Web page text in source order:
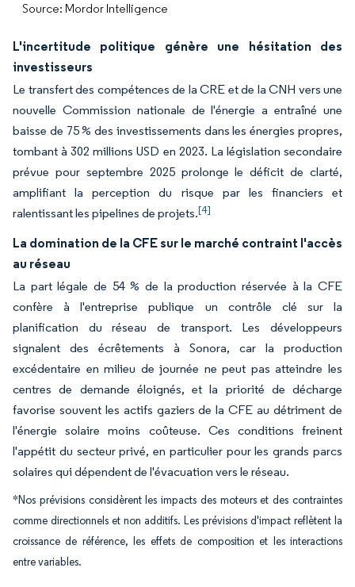
Source: Mordor Intelligence
L'incertitude politique génère une hésitation des
investisseurs
Le transfert des compétences de la CRE et de la CNH vers une
nouvelle Commission nationale de l'énergie a entraîné une
baisse de 75 % des investissements dans les énergies propres,
tombant à 302 millions USD en 2023. La législation secondaire
prévue pour septembre 2025 prolonge le déficit de clarté,
amplifiant la perception du risque par les financiers et
ralentissant les pipelines de projets.[4]
La domination de la CFE sur le marché contraint l'accès
au réseau
La part légale de 54 % de la production réservée à la CFE
confère à l'entreprise publique un contrôle clé sur la
planification du réseau de transport. Les développeurs
signalent des écrêtements à Sonora, car la production
excédentaire en milieu de journée ne peut pas atteindre les
centres de demande éloignés, et la priorité de décharge
favorise souvent les actifs gaziers de la CFE au détriment de
l'énergie solaire moins coûteuse. Ces conditions freinent
l'appétit du secteur privé, en particulier pour les grands parcs
solaires qui dépendent de l'évacuation vers le réseau.
*Nos prévisions considèrent les impacts des moteurs et des contraintes
comme directionnels et non additifs. Les prévisions d'impact reflètent la
croissance de référence, les effets de composition et les interactions
entre variables.